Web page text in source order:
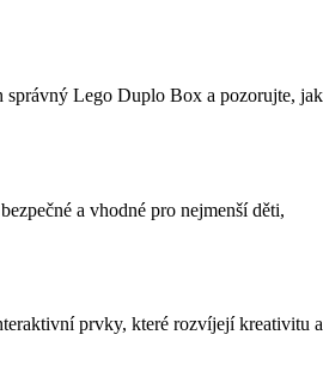
správný Lego Duplo Box a pozorujte, jak
a vhodné pro nejmenší děti,
prvky, které rozvíjejí kreativitu a